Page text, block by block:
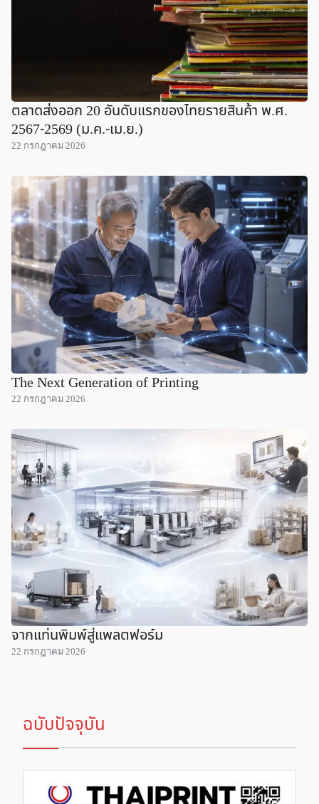
ตลาดส่งออก 20 อันดับแรกของไทยรายสินค้า พ.ศ.
2567-2569 (ม.ค.-เม.ย.)
22 กรกฎาคม 2026
The Next Generation of Printing
22 กรกฎาคม 2026
จากแท่นพิมพ์สู่แพลตฟอร์ม
22 กรกฎาคม 2026
ฉบับปัจจุบัน